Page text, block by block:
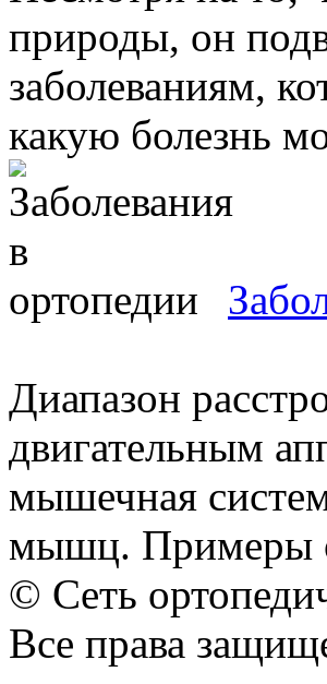
природы, он
заболеваниям,
какую болезнь
Диапазон
двигательным
мышечная
мышц. Примеры
© Сеть
Все права